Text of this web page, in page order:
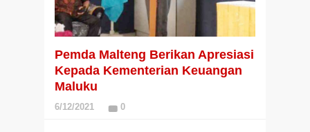
Pemda Malteng Berikan Apresiasi
Kepada Kementerian Keuangan
Maluku
6/12/2021 0